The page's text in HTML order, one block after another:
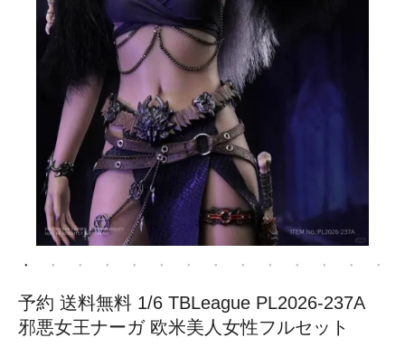
予約 送料無料 1/6 TBLeague PL2026-237A
邪悪女王ナーガ 欧米美人女性フルセット